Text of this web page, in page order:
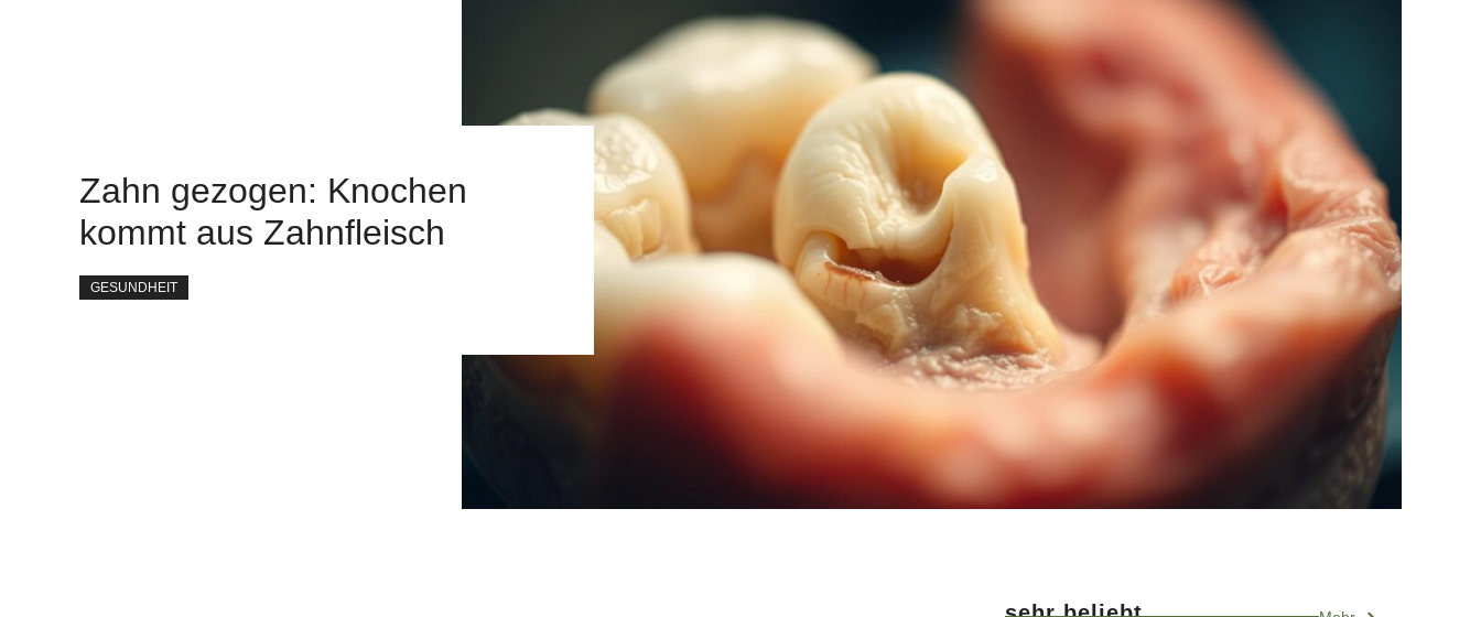
Zahn gezogen: Knochen
kommt aus Zahnfleisch
GESUNDHEIT